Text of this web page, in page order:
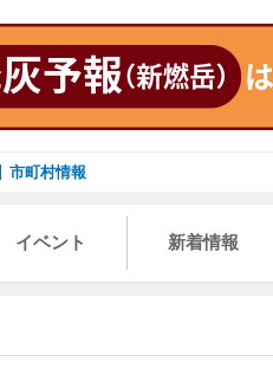
市町村情報
イベント 新着情報